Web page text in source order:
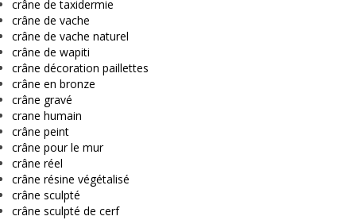
crâne de taxidermie
crâne de vache
crâne de vache naturel
crâne de wapiti
crâne décoration paillettes
crâne en bronze
crâne gravé
crane humain
crâne peint
crâne pour le mur
crâne réel
crâne résine végétalisé
crâne sculpté
crâne sculpté de cerf